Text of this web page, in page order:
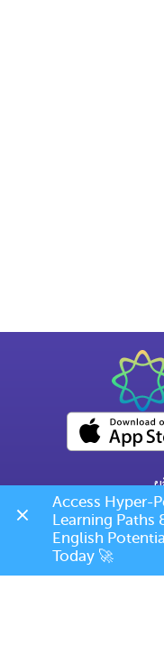
ข้อกำหนด
เบอร์โ
Access Hyper-
Learning Paths
English
Today 🚀